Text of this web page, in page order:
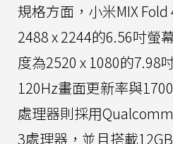
規格方面，小米MIX
2488 x 2244的6.56吋螢
度為2520 x 1080的7.98
120Hz畫面更新率與
處理器則採用
3處理器，並且搭載